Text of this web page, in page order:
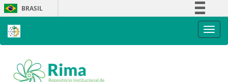
Skip
navigation
BRASIL